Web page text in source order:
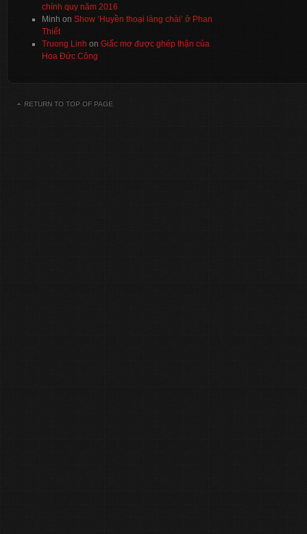
chính quy năm 2016
Minh on Show ‘Huyền thoại làng chài’ ở Phan
Thiết
Truong Linh on Giấc mơ được ghép thận của
Hoa Đức Công
RETURN TO TOP OF PAGE